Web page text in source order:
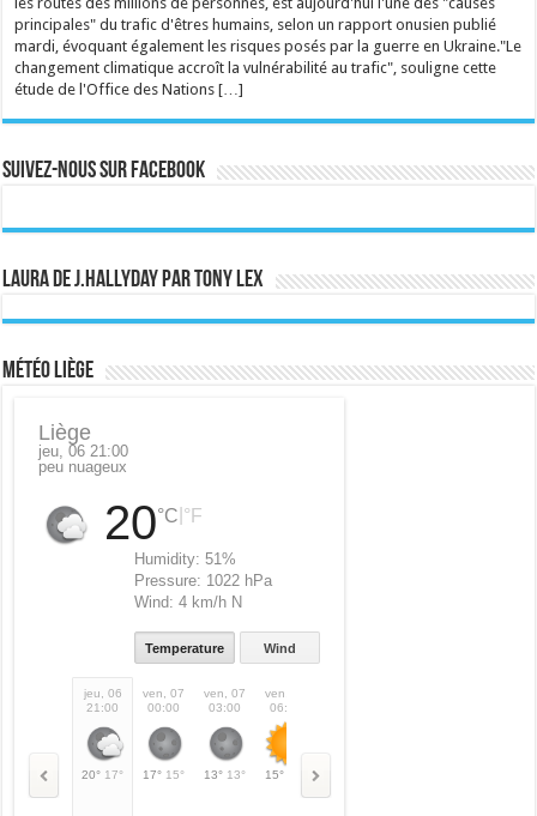
principales" du trafic d'êtres humains, selon un rapport onusien publié
mardi, évoquant également les risques posés par la guerre en Ukraine."Le
changement climatique accroît la vulnérabilité au trafic", souligne cette
étude de l'Office des Nations […]
Suivez-nous sur Facebook
Laura de J.Hallyday par Tony Lex
Météo Liège
Liège
jeu, 06 21:00
peu nuageux
20°C °F
Humidity:51%
Pressure: 1022 hPa
Wind:4 km/h N
Temperature Wind
jeu, 06
21:00
20° 17°
ven, 07
00:00
17° 15°
ven, 07
03:00
13° 13°
ven, 07
06:00
15°